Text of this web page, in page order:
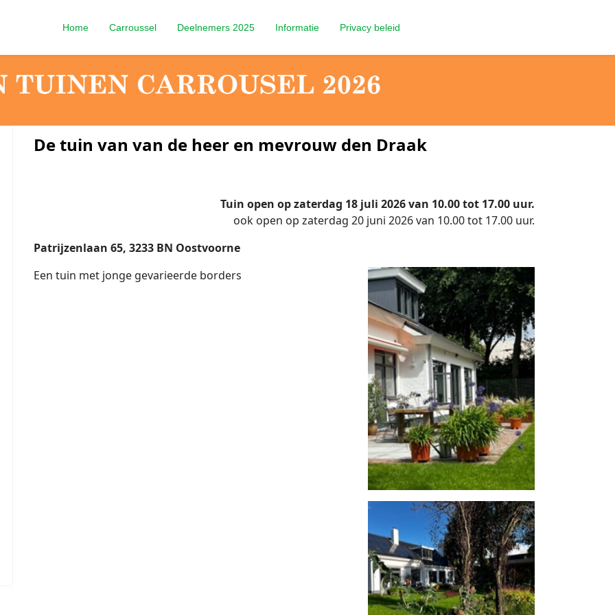
Home Carroussel Deelnemers 2025 Informatie Privacy beleid
De tuin van van de heer en mevrouw den Draak
Tuin open op zaterdag 18 juli 2026 van 10.00 tot 17.00 uur.
ook open op zaterdag 20 juni 2026 van 10.00 tot 17.00 uur.
Patrijzenlaan 65, 3233 BN Oostvoorne
Een tuin met jonge gevarieerde borders